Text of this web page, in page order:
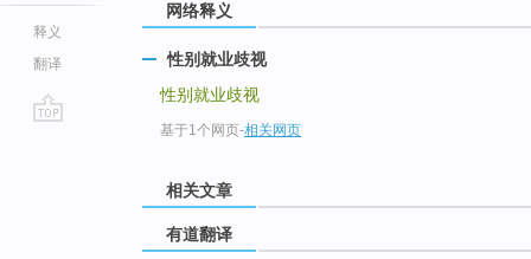
释义
翻译
网络释义
性别就业歧视
性别就业歧视
基于1个网页-相关网页
相关文章
有道翻译